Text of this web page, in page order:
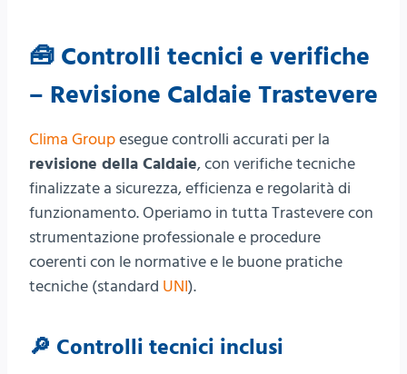
🧰 Controlli tecnici e verifiche
– Revisione Caldaie Trastevere
Clima Groupesegue controlli accurati per la
revisione della Caldaie, con verifiche tecniche
finalizzate a sicurezza, efficienza e regolarità di
funzionamento. Operiamo in tutta Trastevere con
strumentazione professionale e procedure
coerenti con le normative e le buone pratiche
tecniche (standard UNI).
🔎 Controlli tecnici inclusi